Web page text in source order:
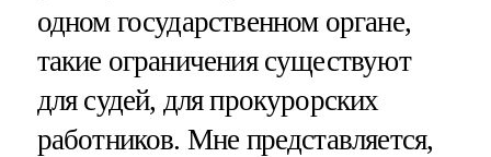
одном государственном органе,
такие ограничения существуют
для судей, для прокурорских
работников. Мне представляется,